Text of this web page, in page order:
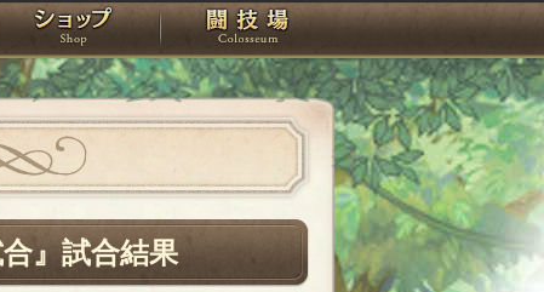
タジオ ショップ 闘技場
』試合結果